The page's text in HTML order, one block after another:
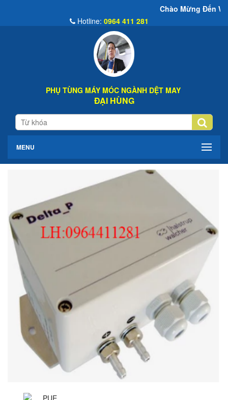
Chào Mừng Đến Website Đại Hùng Co
Hotline: 0964 411 281
PHỤ TÙNG MÁY MÓC NGÀNH DỆT MAY
ĐẠI HÙNG
MENU